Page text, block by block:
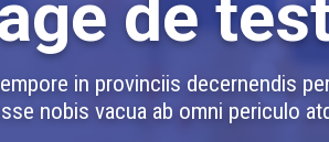
de
in provinciis decernendis
nobis vacua ab omni periculo